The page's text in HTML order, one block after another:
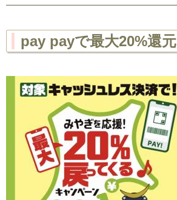
pay payで最大20%還元